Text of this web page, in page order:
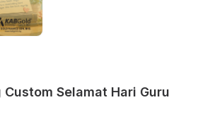
Custom Selamat Hari Guru